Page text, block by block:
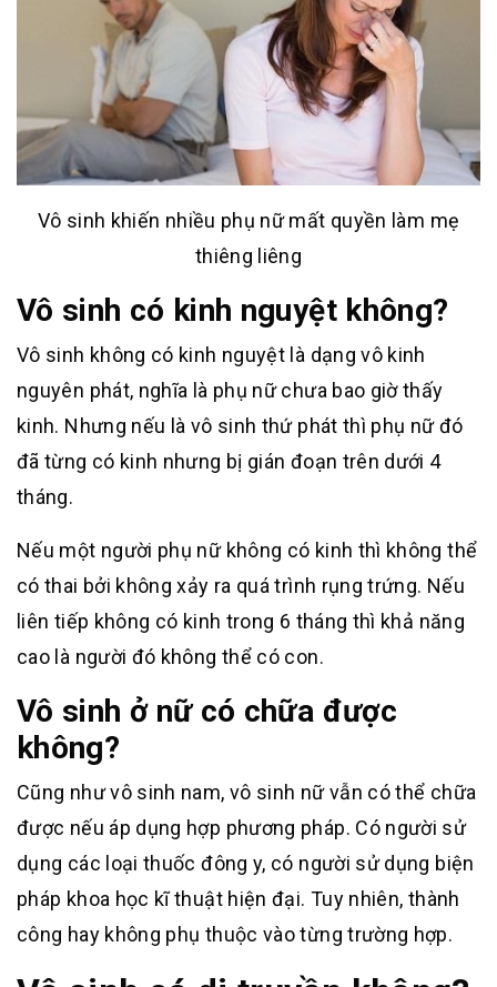
Vô sinh khiến nhiều phụ nữ mất quyền làm mẹ
thiêng liêng
Vô sinh có kinh nguyệt không?
Vô sinh không có kinh nguyệt là dạng vô kinh
nguyên phát, nghĩa là phụ nữ chưa bao giờ thấy
kinh. Nhưng nếu là vô sinh thứ phát thì phụ nữ đó
đã từng có kinh nhưng bị gián đoạn trên dưới 4
tháng.
Nếu một người phụ nữ không có kinh thì không thể
có thai bởi không xảy ra quá trình rụng trứng. Nếu
liên tiếp không có kinh trong 6 tháng thì khả năng
cao là người đó không thể có con.
Vô sinh ở nữ có chữa được
không?
Cũng như vô sinh nam, vô sinh nữ vẫn có thể chữa
được nếu áp dụng hợp phương pháp. Có người sử
dụng các loại thuốc đông y, có người sử dụng biện
pháp khoa học kĩ thuật hiện đại. Tuy nhiên, thành
công hay không phụ thuộc vào từng trường hợp.